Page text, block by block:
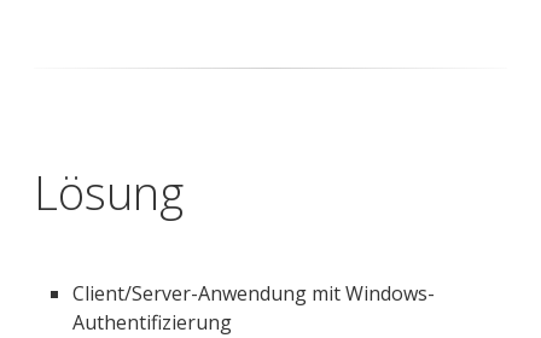
Lösung
Client/Server-Anwendung mit Windows-
Authentifizierung